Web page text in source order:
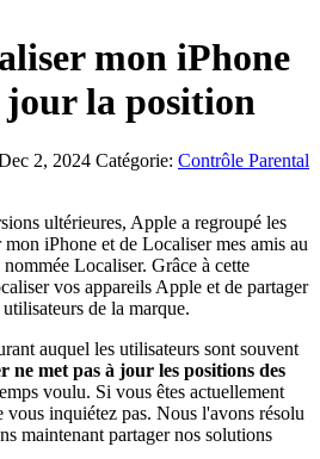
mon iPhone
jour la position
2, 2024 Catégorie: Contrôle Parental
ultérieures, Apple a regroupé les
iPhone et de Localiser mes amis au
Localiser. Grâce à cette
vos appareils Apple et de partager
de la marque.
auquel les utilisateurs sont souvent
ne met pas à jour les positions des
voulu. Si vous êtes actuellement
vous inquiétez pas. Nous l'avons résolu
maintenant partager nos solutions